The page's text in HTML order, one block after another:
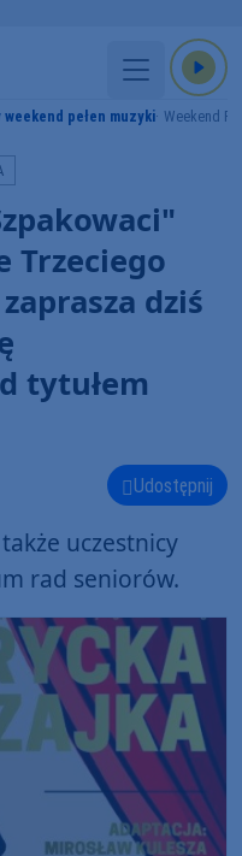
weekend pełen muzyki Weekend FM
Trzeciego
dziś
tytułem
Udostępnij
uczestnicy
rad seniorów.